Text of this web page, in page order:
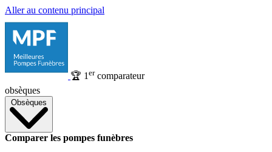
Aller au contenu principal
🏆 1 ercomparateur
obsèques
Obsèques
Comparer les pompes funèbres